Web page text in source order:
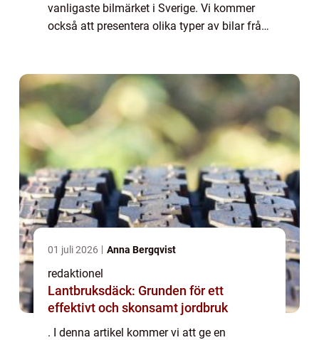
vanligaste bilmärket i Sverige. Vi kommer
också att presentera olika typer av bilar från
01 juli 2026 Anna Bergqvist
redaktionel
Lantbruksdäck: Grunden för ett
effektivt och skonsamt jordbruk
. I denna artikel kommer vi att ge en